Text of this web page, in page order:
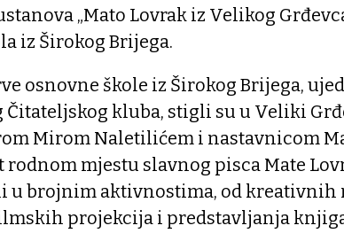
„Mato Lovrak iz Velikog
iz Širokog Brijega.
osnovne škole iz Širokog Brijega,
Čitateljskog kluba, stigli su u Veliki
Mirom Naletilićem i nastavnicom
mjestu slavnog pisca Mate
u brojnim aktivnostima, od kreativnih
projekcija i predstavljanja